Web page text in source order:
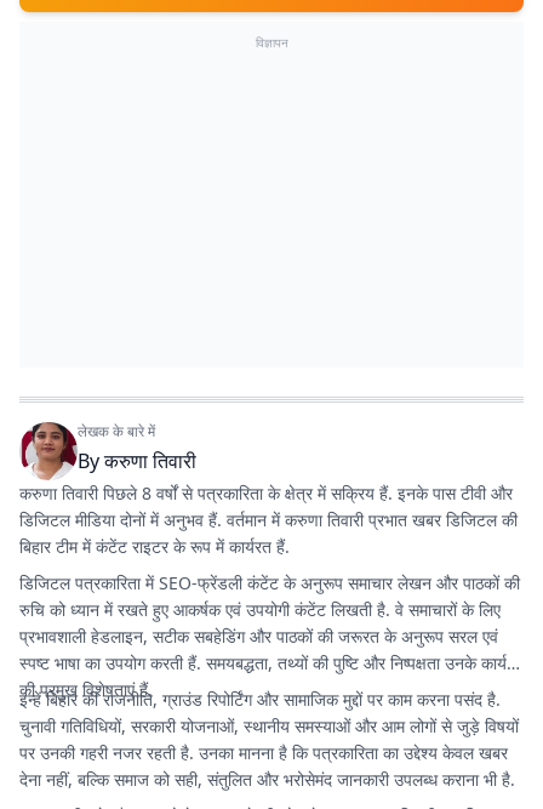
विज्ञापन
लेखक के बारे में
Byकरुणा तिवारी
करुणा तिवारी पिछले 8 वर्षों से पत्रकारिता के क्षेत्र में सक्रिय हैं. इनके पास टीवी और
डिजिटल मीडिया दोनों में अनुभव हैं. वर्तमान में करुणा तिवारी प्रभात खबर डिजिटल की
बिहार टीम में कंटेंट राइटर के रूप में कार्यरत हैं.
डिजिटल पत्रकारिता में SEO-फ्रेंडली कंटेंट के अनुरूप समाचार लेखन और पाठकों की
रुचि को ध्यान में रखते हुए आकर्षक एवं उपयोगी कंटेंट लिखती है. वे समाचारों के लिए
प्रभावशाली हेडलाइन, सटीक सबहेडिंग और पाठकों की जरूरत के अनुरूप सरल एवं
स्पष्ट भाषा का उपयोग करती हैं. समयबद्धता, तथ्यों की पुष्टि और निष्पक्षता उनके कार्य
की प्रमुख विशेषताएं हैं.
इन्हें बिहार की राजनीति, ग्राउंड रिपोर्टिंग और सामाजिक मुद्दों पर काम करना पसंद है.
चुनावी गतिविधियों, सरकारी योजनाओं, स्थानीय समस्याओं और आम लोगों से जुड़े विषयों
पर उनकी गहरी नजर रहती है. उनका मानना है कि पत्रकारिता का उद्देश्य केवल खबर
देना नहीं, बल्कि समाज को सही, संतुलित और भरोसेमंद जानकारी उपलब्ध कराना भी है.